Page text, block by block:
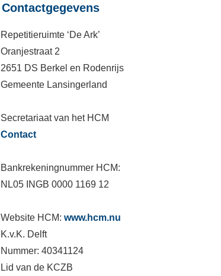
Contactgegevens
Repetitieruimte ‘De Ark’
Oranjestraat 2
2651 DS Berkel en Rodenrijs
Gemeente Lansingerland
Secretariaat van het HCM
Contact
Bankrekeningnummer HCM:
NL05 INGB 0000 1169 12
Website HCM: www.hcm.nu
K.v.K. Delft
Nummer: 40341124
Lid van de KCZB